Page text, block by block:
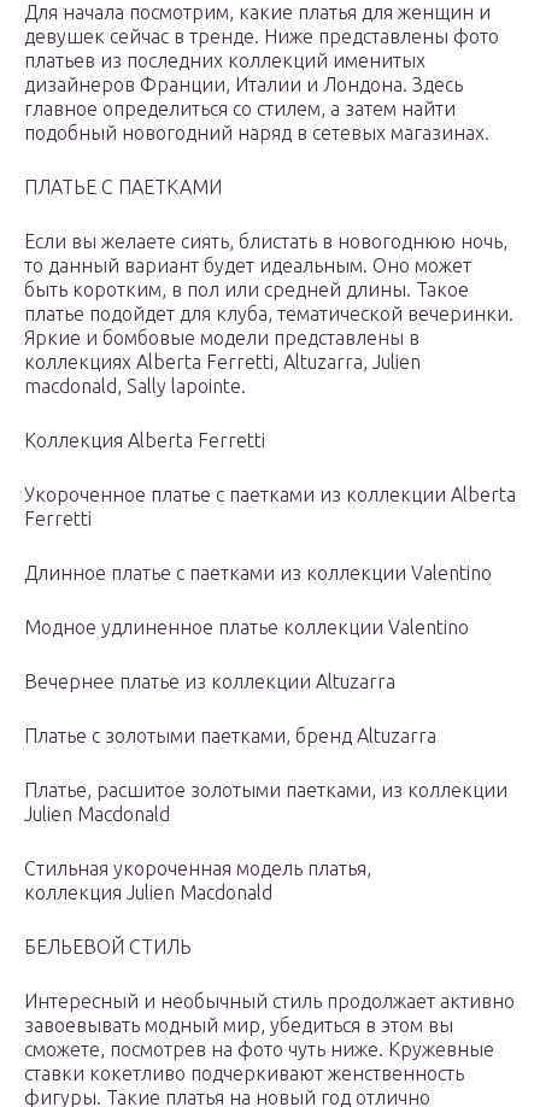
Для начала посмотрим, какие платья для женщин и
девушек сейчас в тренде. Ниже представлены фото
платьев из последних коллекций именитых
дизайнеров Франции, Италии и Лондона. Здесь
главное определиться со стилем, а затем найти
подобный новогодний наряд в сетевых магазинах.
ПЛАТЬЕ С ПАЕТКАМИ
Если вы желаете сиять, блистать в новогоднюю ночь,
то данный вариант будет идеальным. Оно может
быть коротким, в пол или средней длины. Такое
платье подойдет для клуба, тематической вечеринки.
Яркие и бомбовые модели представлены в
коллекциях Alberta Ferretti, Altuzarra, Julien
macdonald, Sally lapointe.
Коллекция Alberta Ferretti
Укороченное платье с паетками из коллекции Alberta
Ferretti
Длинное платье с паетками из коллекции Valentino
Модное удлиненное платье коллекции Valentino
Вечернее платье из коллекции Altuzarra
Платье с золотыми паетками, бренд Altuzarra
Платье, расшитое золотыми паетками, из коллекции
Julien Macdonald
Стильная укороченная модель платья,
коллекция Julien Macdonald
БЕЛЬЕВОЙ СТИЛЬ
Интересный и необычный стиль продолжает активно
завоевывать модный мир, убедиться в этом вы
сможете, посмотрев на фото чуть ниже. Кружевные
ставки кокетливо подчеркивают женственность
фигуры. Такие платья на новый год отлично